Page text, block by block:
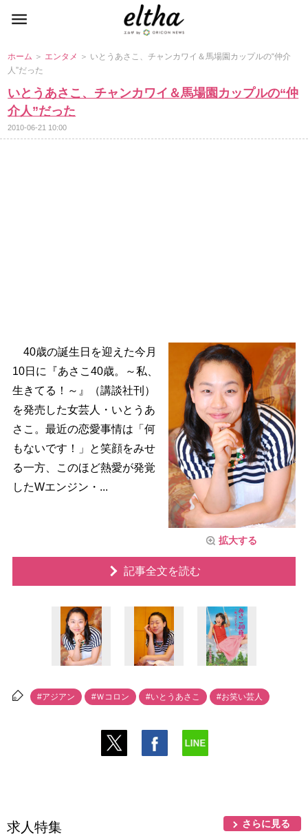
ホーム ＞ エンタメ ＞ いとうあさこ、チャンカワイ＆馬場園カップルの“仲介
人”だった
いとうあさこ、チャンカワイ＆馬場園カップルの“仲
介人”だった
2010-06-21 10:00
拡大する
40歳の誕生日を迎えた今月
10日に『あさこ40歳。～私、
生きてる！～』（講談社刊）
を発売した女芸人・いとうあ
さこ。最近の恋愛事情は「何
もないです！」と笑顔をみせ
る一方、このほど熱愛が発覚
したWエンジン・...
記事全文を読む
#アジアン #Ｗコロン #いとうあさこ #お笑い芸人
求人特集 さらに見る